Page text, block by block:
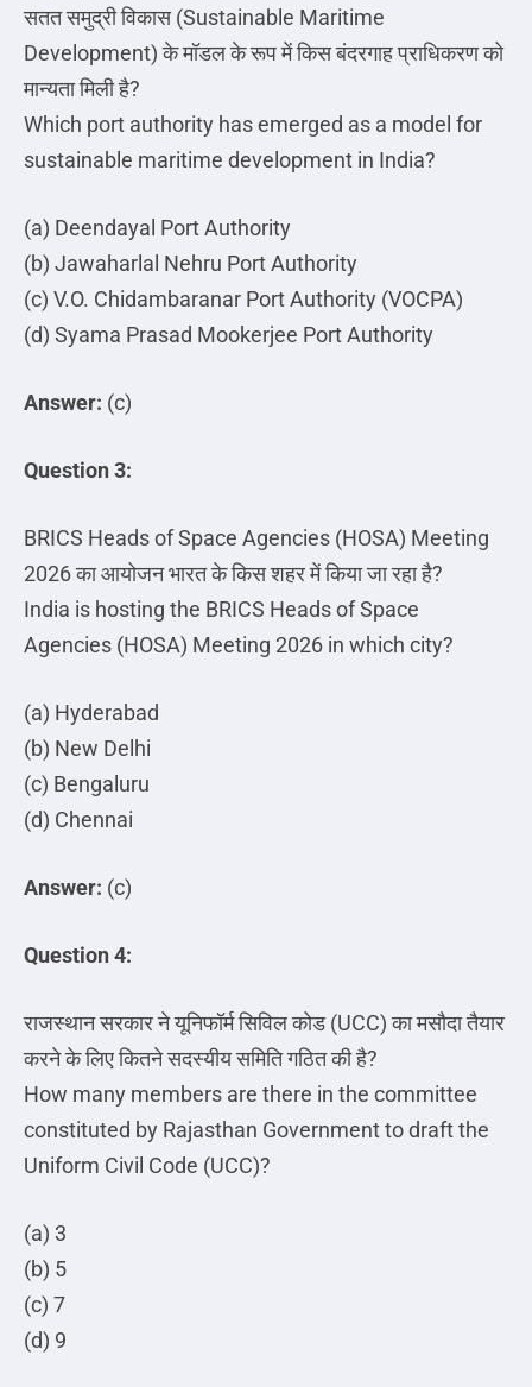
सततसमुद्रीविकास(Sustainable Maritime
Development)केमॉडलकेरूपमेंकिसबंदरगाहप्राधिकरणको
मान्यतामिलीहै?
Which port authority has emerged as a model for
sustainable maritime development in India?
(a) Deendayal Port Authority
(b) Jawaharlal Nehru Port Authority
(c) V.O. Chidambaranar Port Authority (VOCPA)
(d) Syama Prasad Mookerjee Port Authority
Answer: (c)
Question 3:
BRICS Heads of Space Agencies (HOSA) Meeting
2026काआयोजनभारतकेकिसशहरमेंकियाजारहाहै?
India is hosting the BRICS Heads of Space
Agencies (HOSA) Meeting 2026 in which city?
(a) Hyderabad
(b) New Delhi
(c) Bengaluru
(d) Chennai
Answer: (c)
Question 4:
राजस्थानसरकारनेयूनिफॉर्मसिविलकोड(UCC)कामसौदातैयार
करनेकेलिएकितनेसदस्यीयसमितिगठितकीहै?
How many members are there in the committee
constituted by Rajasthan Government to draft the
Uniform Civil Code (UCC)?
(a) 3
(b) 5
(c) 7
(d) 9